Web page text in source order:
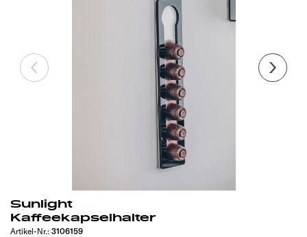
Sunlight
Kaffeekapselhalter
Artikel-Nr.: 3106159